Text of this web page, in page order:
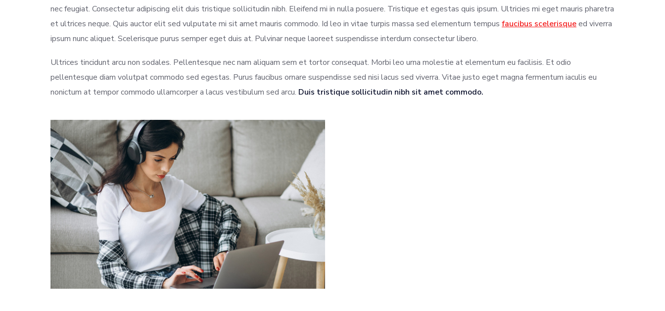
nec feugiat. Consectetur adipiscing elit duis tristique sollicitudin nibh. Eleifend mi in nulla posuere. Tristique et egestas quis ipsum. Ultricies mi eget mauris pharetra
et ultrices neque. Quis auctor elit sed vulputate mi sit amet mauris commodo. Id leo in vitae turpis massa sed elementum tempus faucibus scelerisqueed viverra
ipsum nunc aliquet. Scelerisque purus semper eget duis at. Pulvinar neque laoreet suspendisse interdum consectetur libero.
Ultrices tincidunt arcu non sodales. Pellentesque nec nam aliquam sem et tortor consequat. Morbi leo urna molestie at elementum eu facilisis. Et odio
pellentesque diam volutpat commodo sed egestas. Purus faucibus ornare suspendisse sed nisi lacus sed viverra. Vitae justo eget magna fermentum iaculis eu
nonictum at tempor commodo ullamcorper a lacus vestibulum sed arcu. Duis tristique sollicitudin nibh sit amet commodo.